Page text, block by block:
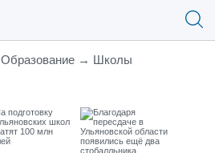
Образование → Школы